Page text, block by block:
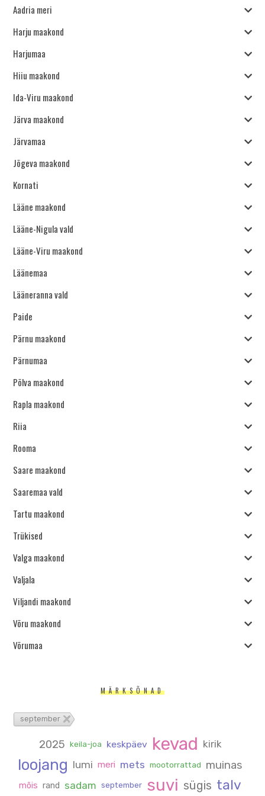
Aadria meri
Harju maakond
Harjumaa
Hiiu maakond
Ida-Viru maakond
Järva maakond
Järvamaa
Jõgeva maakond
Kornati
Lääne maakond
Lääne-Nigula vald
Lääne-Viru maakond
Läänemaa
Lääneranna vald
Paide
Pärnu maakond
Pärnumaa
Põlva maakond
Rapla maakond
Riia
Rooma
Saare maakond
Saaremaa vald
Tartu maakond
Trükised
Valga maakond
Valjala
Viljandi maakond
Võru maakond
Võrumaa
MÄRKSÕNAD
september
2025 keila-joa keskpäev kevad kirik
loojang lumi meri mets mootorrattad muinas
mõis rand sadam september suvi sügis talv